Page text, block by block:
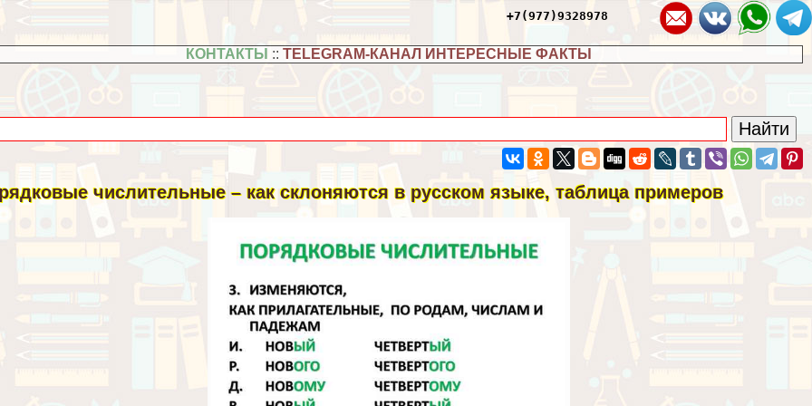
+7(977)9328978
КОНТАКТЫ ::TELEGRAM-КАНАЛ ИНТЕРЕСНЫЕ ФАКТЫ
числительные – как склоняются в русском языке, таблица примеров